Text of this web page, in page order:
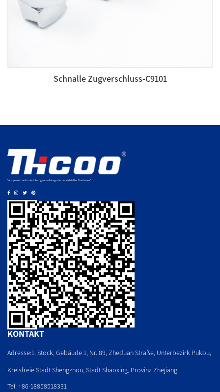
Schnalle Zugverschluss-C9101
"Ausgezeichnet in der intelligenten Integration industrieller Hardware."
KONTAKT
Adresse:1. Stock, Gebäude 1, Nr. 89, Zheduan Straße, Unterbezirk Pukou,
Kreisfreie Stadt Shengzhou, Stadt Shaoxing, Provinz Zhejiang
Tel: +86-18858518331